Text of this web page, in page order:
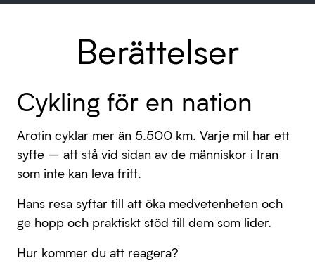
Berättelser
Cykling för en nation
Arotin cyklar mer än 5.500 km. Varje mil har ett
syfte – att stå vid sidan av de människor i Iran
som inte kan leva fritt.
Hans resa syftar till att öka medvetenheten och
ge hopp och praktiskt stöd till dem som lider.
Hur kommer du att reagera?